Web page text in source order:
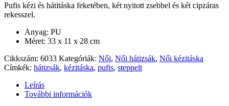
Pufis kézi és hátitáska feketében, két nyitott zsebbel és két cipzáras
rekesszel.
Anyag: PU
Méret: 33 x 11 x 28 cm
Cikkszám: 6033 Kategóriák: Női, Női hátizsák, Női kézitáska
Címkék: hátizsák, kézitáska, pufis, steppelt
Leírás
További információk